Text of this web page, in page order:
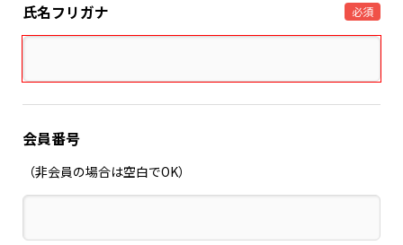
氏名フリガナ 必須
会員番号
（非会員の場合は空白でOK）